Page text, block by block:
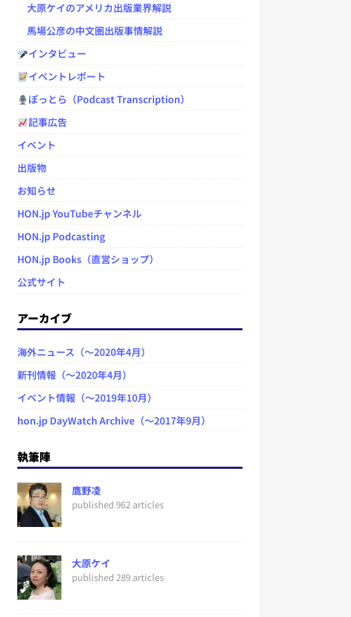
大原ケイのアメリカ出版業界解説
馬場公彦の中文圏出版事情解説
インタビュー
イベントレポート
ぽっとら（Podcast Transcription）
記事広告
イベント
出版物
お知らせ
HON.jp YouTubeチャンネル
HON.jp Podcasting
HON.jp Books（直営ショップ）
公式サイト
アーカイブ
海外ニュース（～2020年4月）
新刊情報（～2020年4月）
イベント情報（～2019年10月）
hon.jp DayWatch Archive（～2017年9月）
執筆陣
鷹野凌
published 962 articles
大原ケイ
published 289 articles